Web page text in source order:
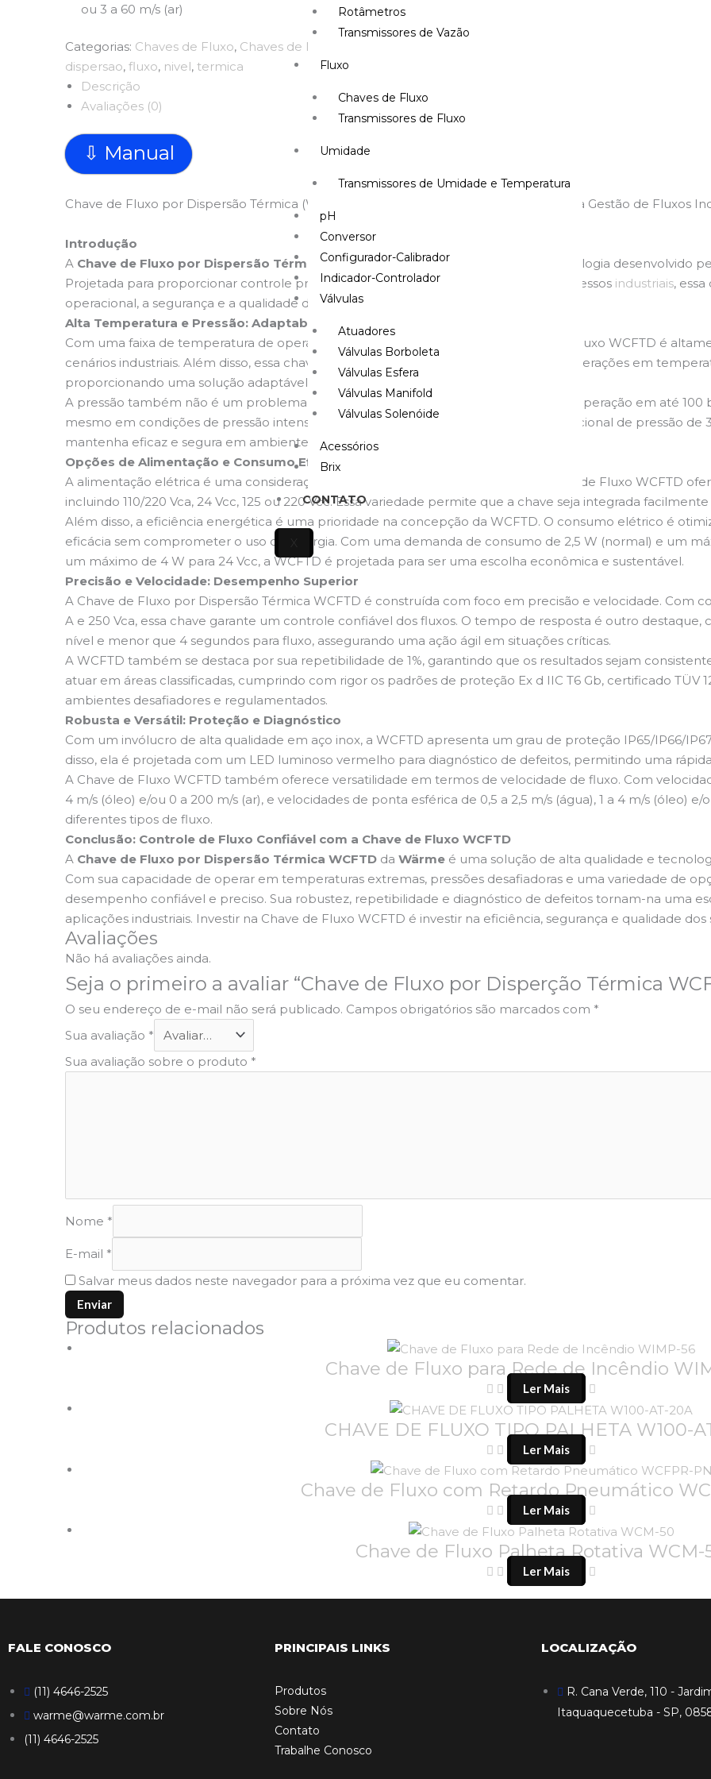
Rotâmetros
Transmissores de Vazão
Fluxo
Chaves de Fluxo
Transmissores de Fluxo
Umidade
Transmissores de Umidade e Temperatura
pH
Conversor
Configurador-Calibrador
Indicador-Controlador
Válvulas
Atuadores
Válvulas Borboleta
Válvulas Esfera
Válvulas Manifold
Válvulas Solenóide
Acessórios
Brix
CONTATO
X
ou 3 a 60 m/s (ar)
Categorias: Chaves de Fluxo, Chaves de Nível
dispersao, fluxo, nivel, termica
Descrição
Avaliações (0)
⇩ Manual
Chave de Fluxo por Dispersão Térmica (WCFTD): Garantindo Eficiência e Segurança na Gestão de Fluxos
Introdução
A Chave de Fluxo por Dispersão Térmica WCFTDé um equipamento de alta tecnologia desenvolvido
Projetada para proporcionar controle preciso e confiável dos fluxos em variados processos industriais,
operacional, a segurança e a qualidade dos produtos.
Alta Temperatura e Pressão: Adaptabilidade para Diversos Ambientes
Com uma faixa de temperatura de operação que varia de -20°C a 120°C, a Chave de Fluxo WCFTD é
cenários industriais. Além disso, essa chave oferece a opção de ser consultada para operações em
proporcionando uma solução adaptável para ambientes mais exigentes.
A pressão também não é um problema para a WCFTD. Com capacidade padrão de operação em até 100
mesmo em condições de pressão intensa. Para aplicações mais rigorosas, a opção opcional de pressão de
mantenha eficaz e segura em ambientes desafiadores.
Opções de Alimentação e Consumo Eficiente
A alimentação elétrica é uma consideração crucial em ambientes industriais. A Chave de Fluxo WCFTD
incluindo 110/220 Vca, 24 Vcc, 125 ou 220 Vcc. Essa variedade permite que a chave seja integrada
Além disso, a eficiência energética é uma prioridade na concepção da WCFTD. O consumo elétrico é
eficácia sem comprometer o uso de energia. Com uma demanda de consumo de 2,5 W (normal) e um
um máximo de 4 W para 24 Vcc, a WCFTD é projetada para ser uma escolha econômica e sustentável.
Precisão e Velocidade: Desempenho Superior
A Chave de Fluxo por Dispersão Térmica WCFTD é construída com foco em precisão e velocidade. Com
A e 250 Vca, essa chave garante um controle confiável dos fluxos. O tempo de resposta é outro destaque,
nível e menor que 4 segundos para fluxo, assegurando uma ação ágil em situações críticas.
A WCFTD também se destaca por sua repetibilidade de 1%, garantindo que os resultados sejam
atuar em áreas classificadas, cumprindo com rigor os padrões de proteção Ex d IIC T6 Gb, certificado TÜV
ambientes desafiadores e regulamentados.
Robusta e Versátil: Proteção e Diagnóstico
Com um invólucro de alta qualidade em aço inox, a WCFTD apresenta um grau de proteção IP65/IP66/
disso, ela é projetada com um LED luminoso vermelho para diagnóstico de defeitos, permitindo uma
A Chave de Fluxo WCFTD também oferece versatilidade em termos de velocidade de fluxo. Com
4 m/s (óleo) e/ou 0 a 200 m/s (ar), e velocidades de ponta esférica de 0,5 a 2,5 m/s (água), 1 a 4 m/s (óleo) e/
diferentes tipos de fluxo.
Conclusão: Controle de Fluxo Confiável com a Chave de Fluxo WCFTD
A Chave de Fluxo por Dispersão Térmica WCFTD da Wärme é uma solução de alta qualidade e
Com sua capacidade de operar em temperaturas extremas, pressões desafiadoras e uma variedade de
desempenho confiável e preciso. Sua robustez, repetibilidade e diagnóstico de defeitos tornam-na uma
aplicações industriais. Investir na Chave de Fluxo WCFTD é investir na eficiência, segurança e qualidade dos
Avaliações
Não há avaliações ainda.
Seja o primeiro a avaliar “Chave de Fluxo por Disperção Térmica
O seu endereço de e-mail não será publicado. Campos obrigatórios são marcados com *
Sua avaliação *
Sua avaliação sobre o produto *
Nome *
E-mail *
Salvar meus dados neste navegador para a próxima vez que eu comentar.
Produtos relacionados
Chave de Fluxo para Rede de Incêndio
Ler Mais
CHAVE DE FLUXO TIPO PALHETA W100-
Ler Mais
Chave de Fluxo com Retardo Pneumático
Ler Mais
Chave de Fluxo Palheta Rotativa WCM-
Ler Mais
FALE CONOSCO
(11) 4646-2525
warme@warme.com.br
(11) 4646-2525
PRINCIPAIS LINKS
Produtos
Sobre Nós
Contato
Trabalhe Conosco
LOCALIZAÇÃO
R. Cana Verde, 110 -
Itaquaquecetuba - SP,